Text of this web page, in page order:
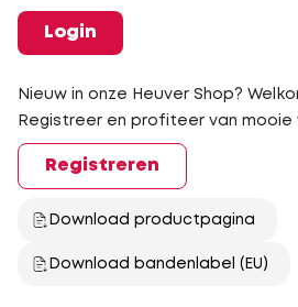
Login
Nieuw in onze Heuver Shop?
Registreer en profiteer van mooie
Registreren
Download productpagina
Download bandenlabel (EU)